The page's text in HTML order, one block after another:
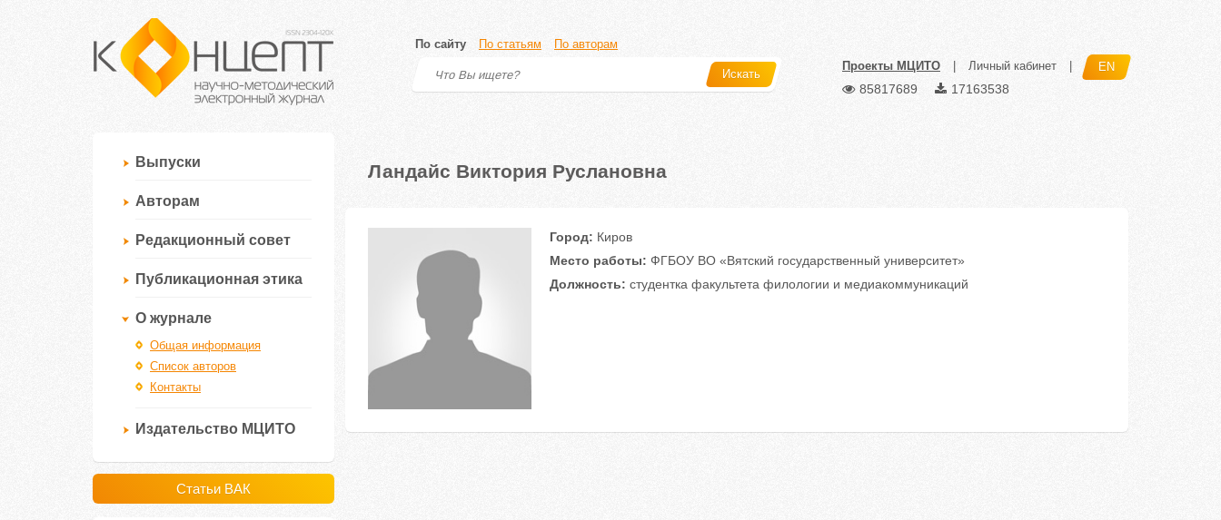
По сайту По статьям По авторам
Искать
Проекты МЦИТО Личный кабинет EN
85817689 17163538
Выпуски
Авторам
Редакционный совет
Публикационная этика
О журнале
Общая информация
Список авторов
Контакты
Издательство МЦИТО
Статьи ВАК
Ландайс Виктория Руслановна
Город: Киров
Место работы: ФГБОУ ВО «Вятский государственный университет»
Должность: студентка факультета филологии и медиакоммуникаций